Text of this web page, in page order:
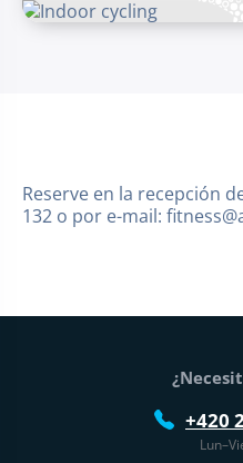
Reserve en la recepción
132 o por e-mail:
Pie de página
+420